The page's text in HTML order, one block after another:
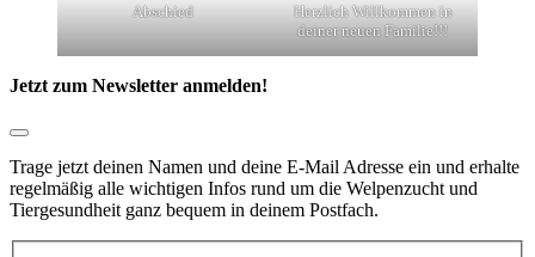
Abschied
Herzlich Willkommen in
deiner neuen Familie!!!
Jetzt zum Newsletter anmelden!
Trage jetzt deinen Namen und deine E-Mail Adresse ein und erhalte
regelmäßig alle wichtigen Infos rund um die Welpenzucht und
Tiergesundheit ganz bequem in deinem Postfach.